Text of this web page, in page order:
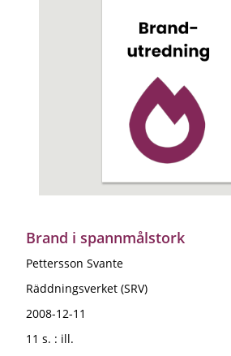
Brand i spannmålstork
Pettersson Svante
Räddningsverket (SRV)
2008-12-11
11 s. : ill.